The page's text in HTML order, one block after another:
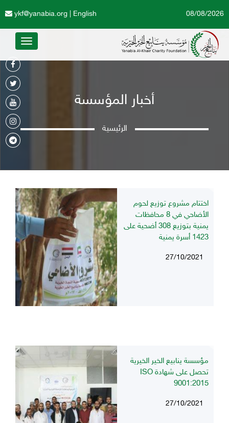
English
ykf@yanabia.org 08/08/2026
Toggle
أخبار المؤسسة
الرئيسية
اختتام مشروع توزيع لحوم
الأضاحي في 8 محافظات
يمنية بتوزيع 308 أضحية على
1423 أسرة يمنية
27/10/2021
مؤسسة ينابيع الخير الخيرية
تحصل على شهادة ISO
9001:2015
27/10/2021